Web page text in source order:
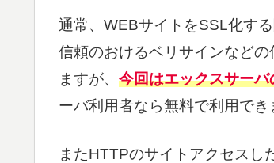
通常、WEBサイトをSSL化す
信頼のおけるベリサインなど
ますが、 今回はエックスサー
ーバ利用者なら無料で利用でき
またHTTPのサイトアクセスし